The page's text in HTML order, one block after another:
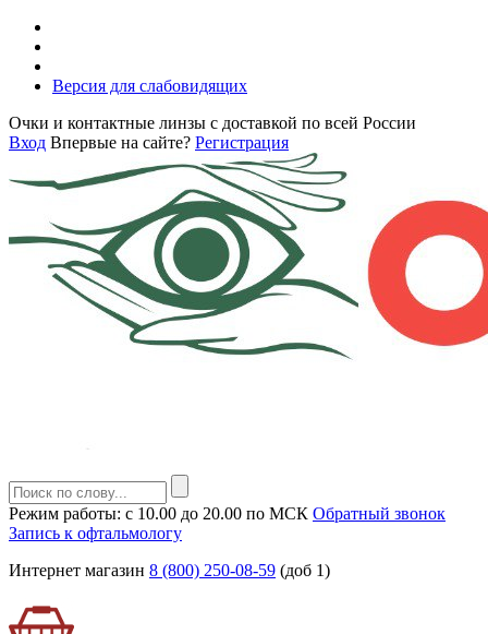
Версия для слабовидящих
Очки и контактные линзы с доставкой по всей России
Вход Впервые на сайте? Регистрация
Режим работы: с 10.00 до 20.00 по МСК Обратный звонок
Запись к офтальмологу
Интернет магазин 8 (800) 250-08-59 (доб 1)